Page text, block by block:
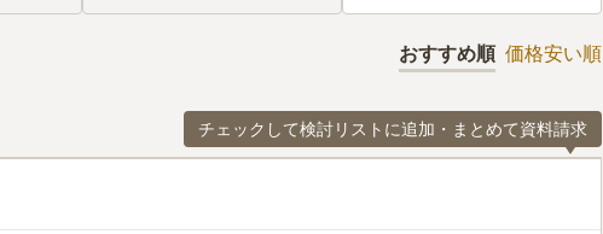
おすすめ順 価格安い順
チェックして検討リストに追加・まとめて資料請求